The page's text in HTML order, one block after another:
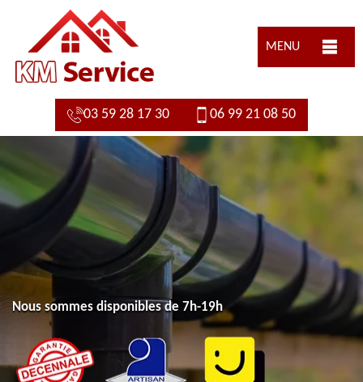
MENU
03 59 28 17 30 06 99 21 08 50
Nous sommes disponibles de 7h-19h